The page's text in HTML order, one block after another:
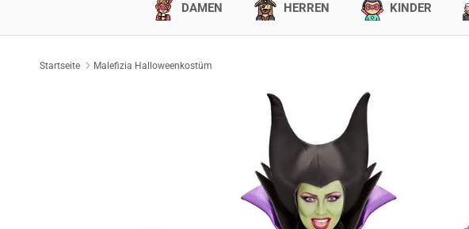
DAMEN HERREN KINDER
Startseite Malefizia Halloweenkostüm